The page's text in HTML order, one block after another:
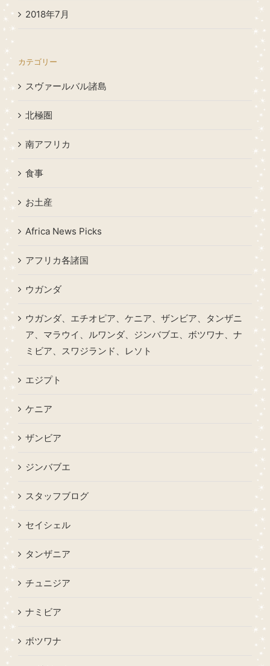
2018年7月
カテゴリー
スヴァールバル諸島
北極圏
南アフリカ
食事
お土産
Africa News Picks
アフリカ各諸国
ウガンダ
ウガンダ、エチオピア、ケニア、ザンビア、タンザニ
ア、マラウイ、ルワンダ、ジンバブエ、ボツワナ、ナ
ミビア、スワジランド、レソト
エジプト
ケニア
ザンビア
ジンバブエ
スタッフブログ
セイシェル
タンザニア
チュニジア
ナミビア
ボツワナ